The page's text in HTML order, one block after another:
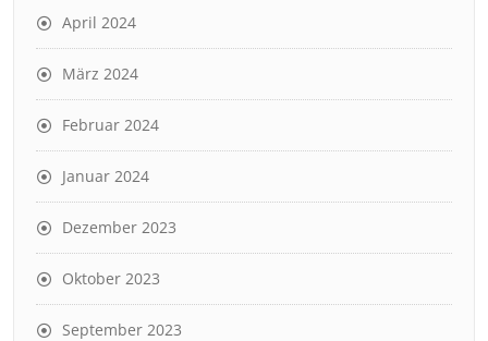
April 2024
März 2024
Februar 2024
Januar 2024
Dezember 2023
Oktober 2023
September 2023